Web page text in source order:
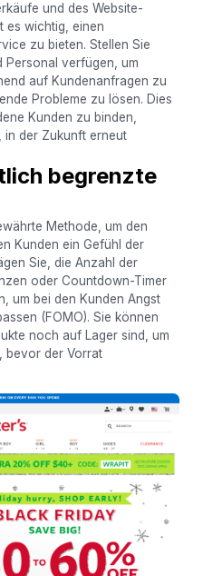
und des Website-
es wichtig, einen
zu bieten. Stellen Sie
Personal verfügen, um
auf Kundenanfragen zu
Probleme zu lösen. Dies
Kunden zu binden,
der Zukunft erneut
begrenzte
Methode, um den
Kunden ein Gefühl der
Sie, die Anzahl der
oder Countdown-Timer
um bei den Kunden Angst
(FOMO). Sie können
noch auf Lager sind, um
bevor der Vorrat